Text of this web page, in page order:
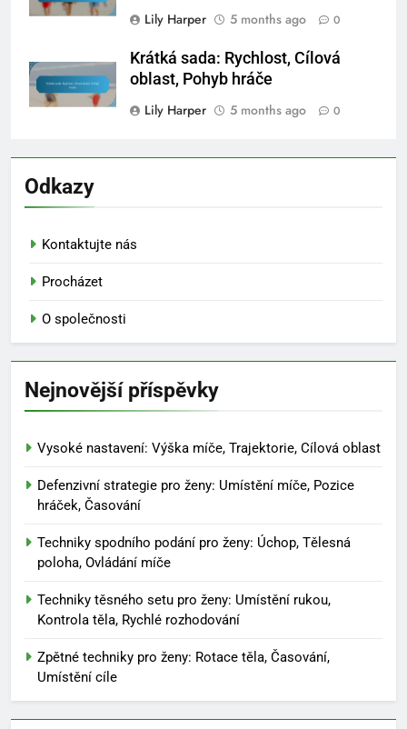
Lily Harper
5 months ago 0
Krátká sada: Rychlost, Cílová
oblast, Pohyb hráče
Lily Harper
5 months ago 0
Odkazy
Kontaktujte nás
Procházet
O společnosti
Nejnovější příspěvky
Vysoké nastavení: Výška míče, Trajektorie, Cílová oblast
Defenzivní strategie pro ženy: Umístění míče, Pozice
hráček, Časování
Techniky spodního podání pro ženy: Úchop, Tělesná
poloha, Ovládání míče
Techniky těsného setu pro ženy: Umístění rukou,
Kontrola těla, Rychlé rozhodování
Zpětné techniky pro ženy: Rotace těla, Časování,
Umístění cíle